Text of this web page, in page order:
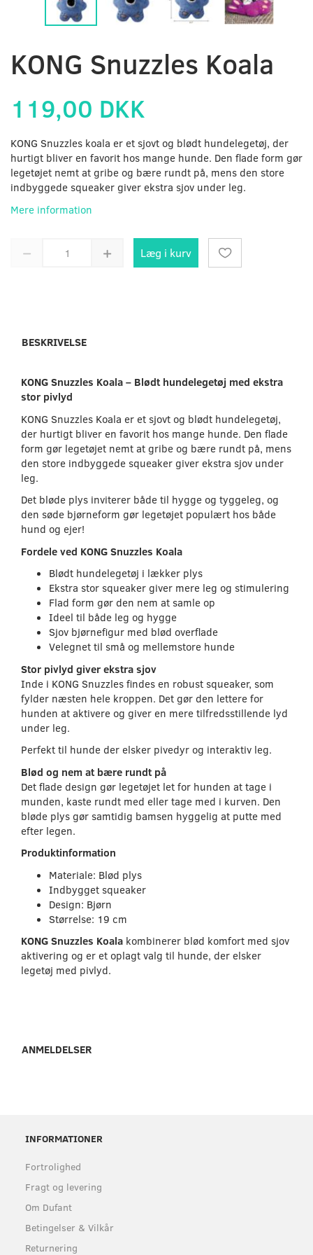
KONG Snuzzles Koala
119,00 DKK
KONG Snuzzles koala er et sjovt og blødt hundelegetøj, der
hurtigt bliver en favorit hos mange hunde. Den flade form gør
legetøjet nemt at gribe og bære rundt på, mens den store
indbyggede squeaker giver ekstra sjov under leg.
Mere information
Læg i kurv
BESKRIVELSE
KONG Snuzzles Koala – Blødt hundelegetøj med ekstra
stor pivlyd
KONG Snuzzles Koala er et sjovt og blødt hundelegetøj,
der hurtigt bliver en favorit hos mange hunde. Den flade
form gør legetøjet nemt at gribe og bære rundt på, mens
den store indbyggede squeaker giver ekstra sjov under
leg.
Det bløde plys inviterer både til hygge og tyggeleg, og
den søde bjørneform gør legetøjet populært hos både
hund og ejer!
Fordele ved KONG Snuzzles Koala
Blødt hundelegetøj i lækker plys
Ekstra stor squeaker giver mere leg og stimulering
Flad form gør den nem at samle op
Ideel til både leg og hygge
Sjov bjørnefigur med blød overflade
Velegnet til små og mellemstore hunde
Stor pivlyd giver ekstra sjov
Inde i KONG Snuzzles findes en robust squeaker, som
fylder næsten hele kroppen. Det gør den lettere for
hunden at aktivere og giver en mere tilfredsstillende lyd
under leg.
Perfekt til hunde der elsker pivedyr og interaktiv leg.
Blød og nem at bære rundt på
Det flade design gør legetøjet let for hunden at tage i
munden, kaste rundt med eller tage med i kurven. Den
bløde plys gør samtidig bamsen hyggelig at putte med
efter legen.
Produktinformation
Materiale: Blød plys
Indbygget squeaker
Design: Bjørn
Størrelse: 19 cm
KONG Snuzzles Koala kombinerer blød komfort med sjov
aktivering og er et oplagt valg til hunde, der elsker
legetøj med pivlyd.
ANMELDELSER
INFORMATIONER
Fortrolighed
Fragt og levering
Om Dufant
Betingelser & Vilkår
Returnering